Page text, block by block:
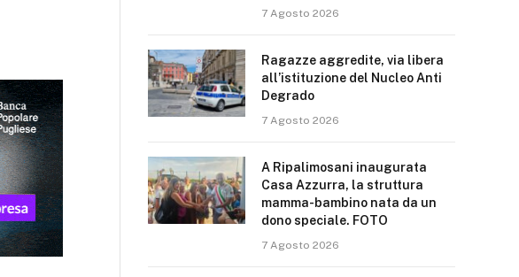
7 Agosto 2026
Ragazze aggredite, via libera
all’istituzione del Nucleo Anti
Degrado
7 Agosto 2026
A Ripalimosani inaugurata
Casa Azzurra, la struttura
mamma-bambino nata da un
dono speciale. FOTO
7 Agosto 2026